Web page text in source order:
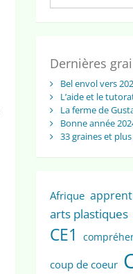
Dernières
Bel envol vers
L’aide et le
La ferme de
Bonne année
33 graines et
Afrique
arts plastiques
CE1
coup de coeur